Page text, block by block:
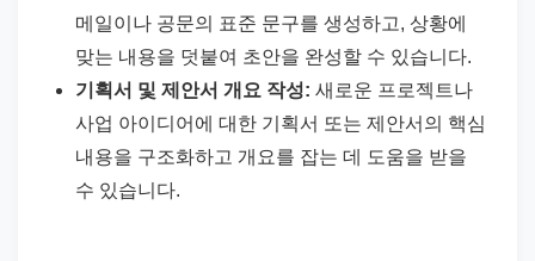
메일이나 공문의 표준 문구를 생성하고, 상황에
맞는 내용을 덧붙여 초안을 완성할 수 있습니다.
기획서 및 제안서 개요 작성: 새로운 프로젝트나
사업 아이디어에 대한 기획서 또는 제안서의 핵심
내용을 구조화하고 개요를 잡는 데 도움을 받을
수 있습니다.